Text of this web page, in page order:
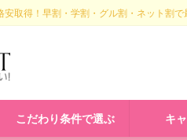
取得！早割・学割・グル割・ネット割
こだわり条件で選ぶ キ